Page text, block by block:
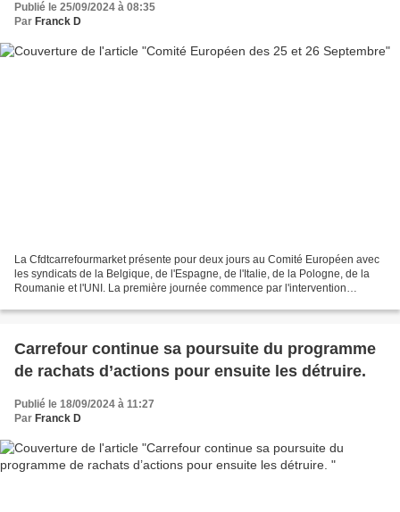
Publié le 25/09/2024 à 08:35
Par Franck D
La Cfdtcarrefourmarket présente pour deux jours au Comité Européen avec
les syndicats de la Belgique, de l'Espagne, de l'Italie, de la Pologne, de la
Roumanie et l'UNI. La première journée commence par l'intervention
Carrefour continue sa poursuite du programme
de rachats d’actions pour ensuite les détruire.
Publié le 18/09/2024 à 11:27
Par Franck D